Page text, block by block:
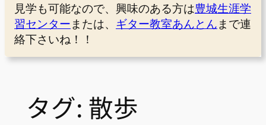
見学も可能なので、興味のある方は豊城生涯学
習センター または、 ギター教室あんとん まで連
絡下さいね！！
タグ: 散歩